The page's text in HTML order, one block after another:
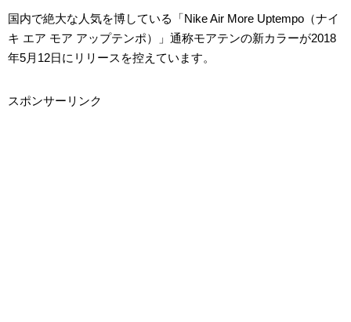
国内で絶大な人気を博している「Nike Air More Uptempo（ナイ
キ エア モア アップテンポ）」通称モアテンの新カラーが2018
年5月12日にリリースを控えています。
スポンサーリンク